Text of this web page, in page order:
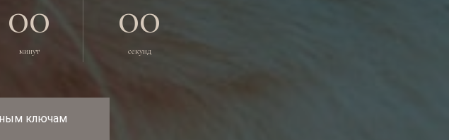
00
минут
00
секунд
ключам